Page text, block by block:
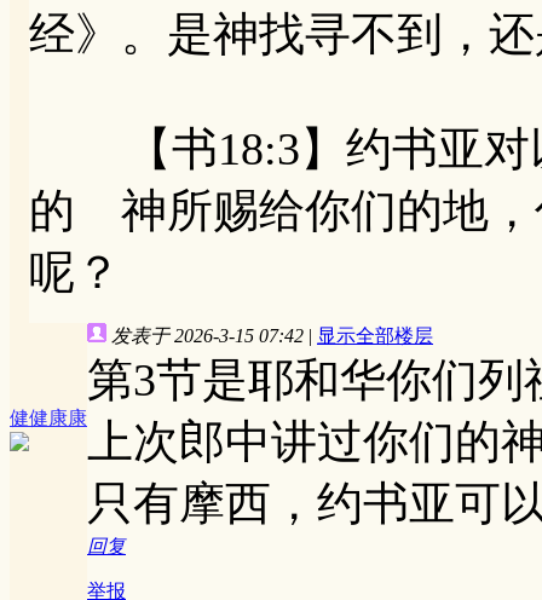
经》。是神找寻不到，
【书18:3】约书亚对
的 神所赐给你们的地，
呢？
健健康康
发表于 2026-3-15 07:42 | 显示全部楼层
第3节是耶和华你们
上次郎中讲过你们的
只有摩西，约书亚可
回复
举报